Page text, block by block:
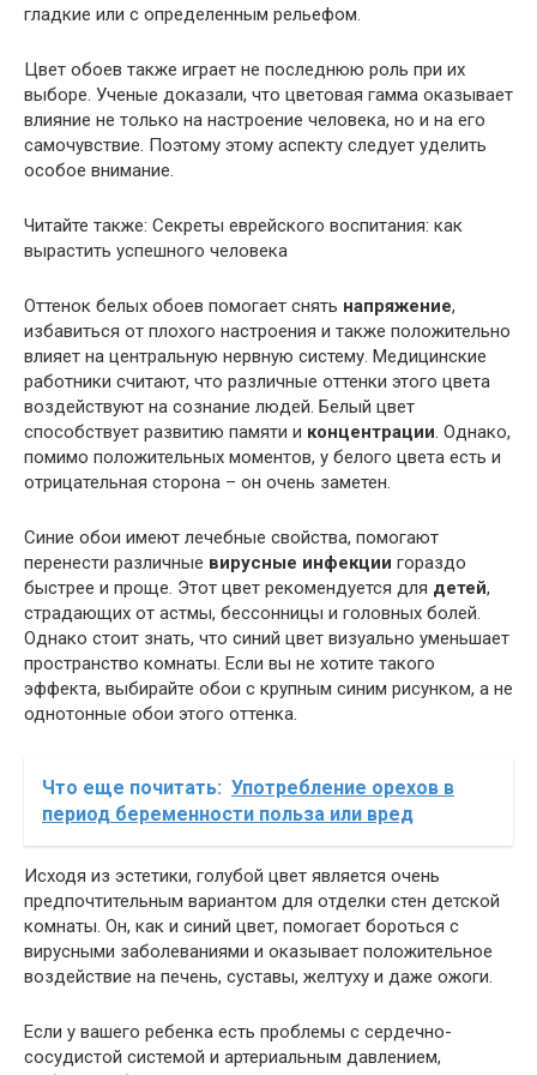
гладкие или с определенным рельефом.
Цвет обоев также играет не последнюю роль при их
выборе. Ученые доказали, что цветовая гамма оказывает
влияние не только на настроение человека, но и на его
самочувствие. Поэтому этому аспекту следует уделить
особое внимание.
Читайте также: Секреты еврейского воспитания: как
вырастить успешного человека
Оттенок белых обоев помогает снять напряжение,
избавиться от плохого настроения и также положительно
влияет на центральную нервную систему. Медицинские
работники считают, что различные оттенки этого цвета
воздействуют на сознание людей. Белый цвет
способствует развитию памяти и концентрации. Однако,
помимо положительных моментов, у белого цвета есть и
отрицательная сторона – он очень заметен.
Синие обои имеют лечебные свойства, помогают
перенести различные вирусные инфекции гораздо
быстрее и проще. Этот цвет рекомендуется для детей,
страдающих от астмы, бессонницы и головных болей.
Однако стоит знать, что синий цвет визуально уменьшает
пространство комнаты. Если вы не хотите такого
эффекта, выбирайте обои с крупным синим рисунком, а не
однотонные обои этого оттенка.
Что еще почитать: Употребление орехов в
период беременности польза или вред
Исходя из эстетики, голубой цвет является очень
предпочтительным вариантом для отделки стен детской
комнаты. Он, как и синий цвет, помогает бороться с
вирусными заболеваниями и оказывает положительное
воздействие на печень, суставы, желтуху и даже ожоги.
Если у вашего ребенка есть проблемы с сердечно-
сосудистой системой и артериальным давлением,